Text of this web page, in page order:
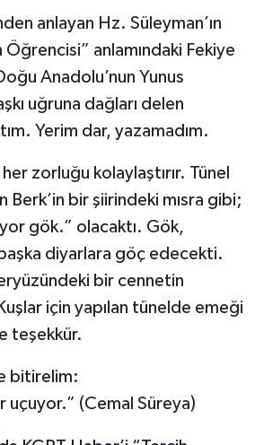
anlayan Hz. Süleyman’ın
Öğrencisi” anlamındaki Fekiye
Anadolu’nun Yunus
uğruna dağları delen
Yerim dar, yazamadım.
zorluğu kolaylaştırır. Tünel
Berk’in bir şiirindeki mısra gibi;
gök.” olacaktı. Gök,
başka diyarlara göç edecekti.
bir cennetin
için yapılan tünelde emeği
teşekkür.
bitirelim:
uçuyor.” (Cemal Süreya)